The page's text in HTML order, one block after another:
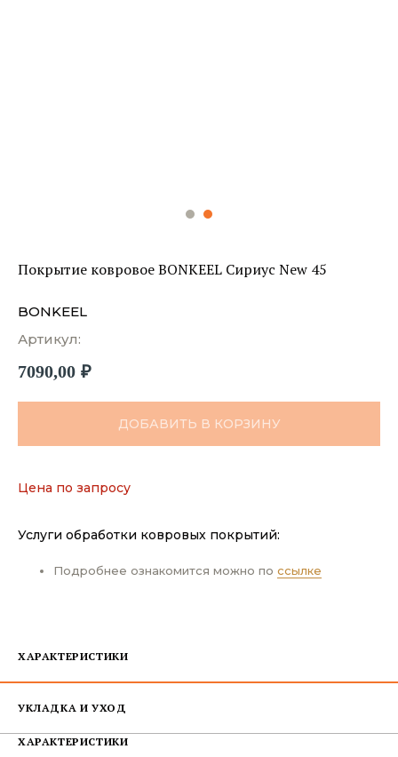
Покрытие ковровое BONKEEL Сириус New 45
BONKEEL
Артикул:
7090,00 ₽
ДОБАВИТЬ В КОРЗИНУ
Цена по запросу
Услуги обработки ковровых покрытий:
Подробнее ознакомится можно по ссылке
ХАРАКТЕРИСТИКИ
УКЛАДКА И УХОД
ХАРАКТЕРИСТИКИ